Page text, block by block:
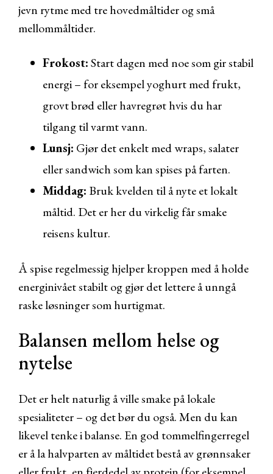
jevn rytme med tre hovedmåltider og små
mellommåltider.
Frokost:Start dagen med noe som gir stabil
energi – for eksempel yoghurt med frukt,
grovt brød eller havregrøt hvis du har
tilgang til varmt vann.
Lunsj: Gjør det enkelt med wraps, salater
eller sandwich som kan spises på farten.
Middag: Bruk kvelden til å nyte et lokalt
måltid. Det er her du virkelig får smake
reisens kultur.
Å spise regelmessig hjelper kroppen med å holde
energinivået stabilt og gjør det lettere å unngå
raske løsninger som hurtigmat.
Balansen mellom helse og
nytelse
Det er helt naturlig å ville smake på lokale
spesialiteter – og det bør du også. Men du kan
likevel tenke i balanse. En god tommelfingerregel
er å la halvparten av måltidet bestå av grønnsaker